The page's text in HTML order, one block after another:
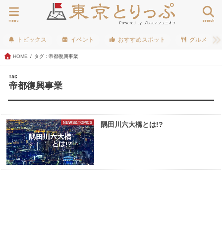
search
menu
トピックス イベント おすすめスポット グルメ
HOME タグ : 帝都復興事業
TAG
帝都復興事業
NEWS&TOPICS 隅田川六大橋とは!?